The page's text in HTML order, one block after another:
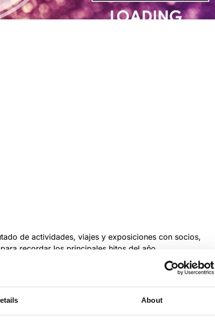
About
de actividades, viajes y exposiciones con socios,
recordar los principales hitos del año.